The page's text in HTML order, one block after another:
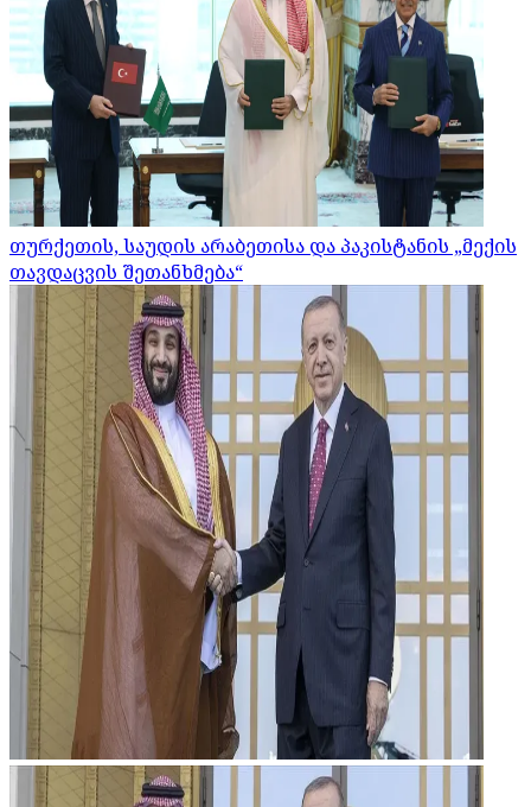
თურქეთის, საუდის არაბეთისა და პაკისტანის „მექის
თავდაცვის შეთანხმება“